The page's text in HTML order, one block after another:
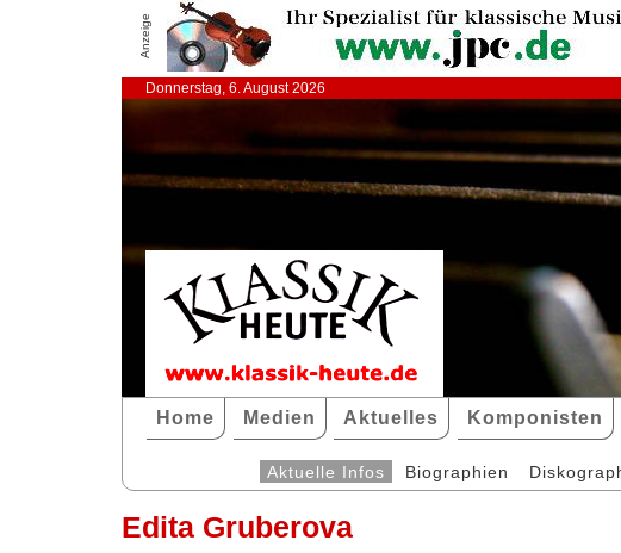
Anzeige
Donnerstag, 6. August 2026
Home Medien Aktuelles Komponisten
Aktuelle Infos Biographien
Edita Gruberova